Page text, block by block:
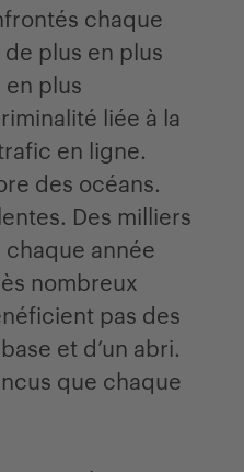
chaque
plus en plus
plus
liée à la
en ligne.
des océans.
Des milliers
chaque année
nombreux
pas des
et d’un abri.
que chaque